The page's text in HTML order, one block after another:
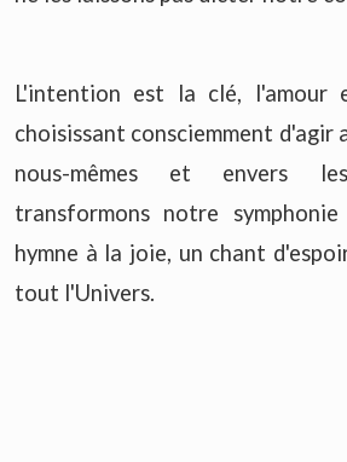
L'intention est la clé, l'amour
choisissant consciemment d'agir
nous-mêmes et envers
transformons notre
hymne à la joie, un chant
tout l'Univers.